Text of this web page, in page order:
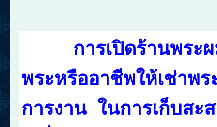
การเปิดร้านพระ
พระหรืออาชีพให้เช่าพ
การงาน ในการเก็บสะ